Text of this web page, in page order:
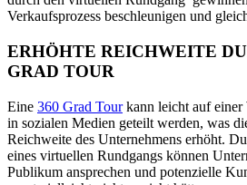
Verkaufsprozess beschleunigen und
ERHÖHTE REICHWEITE
GRAD TOUR
Eine 360 Grad Tourkann leicht auf einer
in sozialen Medien geteilt werden, was
Reichweite des Unternehmens erhöht.
eines virtuellen Rundgangs können
Publikum ansprechen und potenzielle